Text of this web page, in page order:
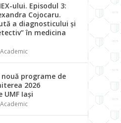
ului. Episodul 3:
Cojocaru.
a diagnosticului și
în medicina
programe de
2026
UMF Iași